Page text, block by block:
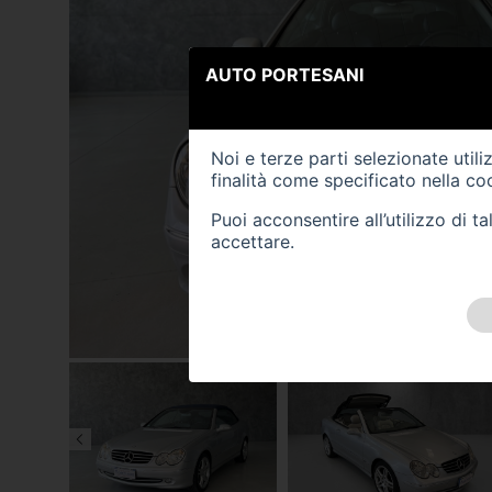
AUTO PORTESANI
Noi e terze parti selezionate
finalità come specificato nella
Puoi acconsentire all’utilizzo di
accettare.